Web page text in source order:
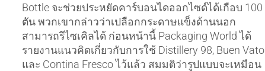
Bottle จะช่วยประหยัดคาร์บอนไดออกไซด์ได้เกือบ 100
ตัน พวกเขากล่าวว่าเปลือกกระดาษแข็งด้านนอก
สามารถรีไซเคิลได้ ก่อนหน้านี้ Packaging World ได้
รายงานแนวคิดเกี่ยวกับการใช้ Distillery 98, Buen Vato
และ Contina Fresco ไว้แล้ว สมมติว่ารูปแบบจะเหมือน